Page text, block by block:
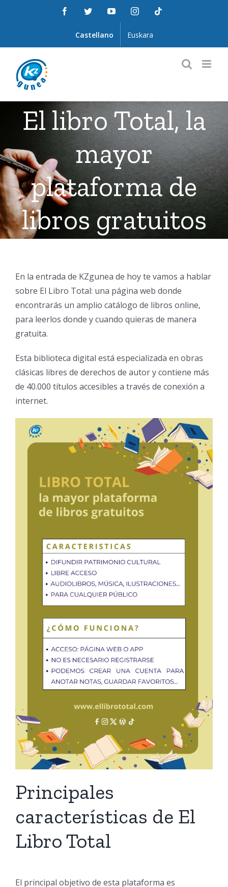
FacebookTwitterYouTubeInstagram
Castellano Euskara
El libro Total, la
mayor
plataforma de
libros gratuitos
En la entrada de KZgunea de hoy te vamos a hablar
sobre El Libro Total: una página web donde
encontrarás un amplio catálogo de libros online,
para leerlos donde y cuando quieras de manera
gratuita.
Esta biblioteca digital está especializada en obras
clásicas libres de derechos de autor y contiene más
de 40.000 títulos accesibles a través de conexión a
internet.
Principales
características de El
Libro Total
El principal objetivo de esta plataforma es